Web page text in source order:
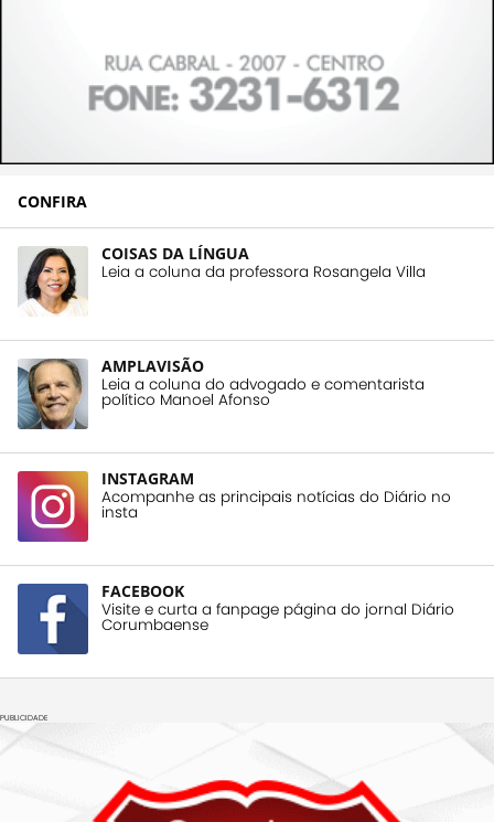
CONFIRA
COISAS DA LÍNGUA
Leia a coluna da professora Rosangela Villa
AMPLAVISÃO
Leia a coluna do advogado e comentarista
político Manoel Afonso
INSTAGRAM
Acompanhe as principais notícias do Diário no
insta
FACEBOOK
Visite e curta a fanpage página do jornal Diário
Corumbaense
PUBLICIDADE